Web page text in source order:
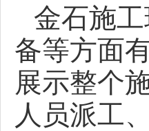
金石施
备等方面
展示整个
人员派工